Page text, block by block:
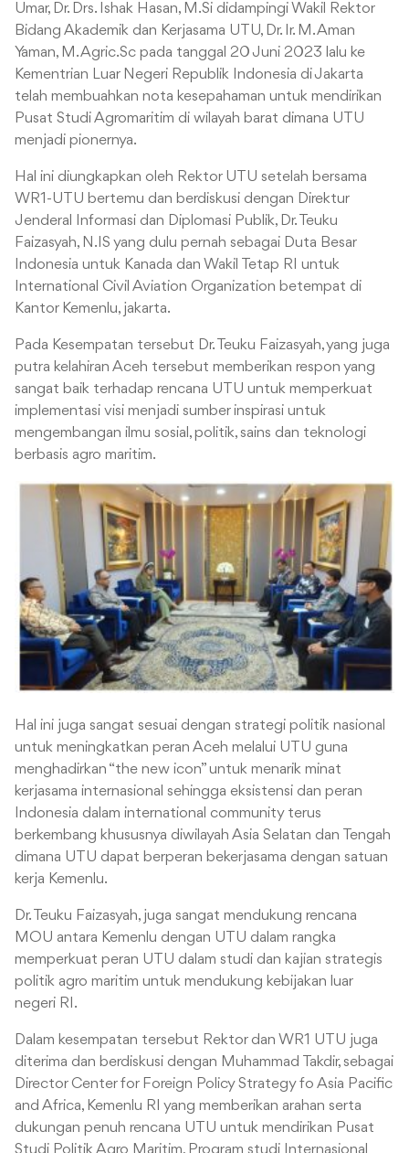
Umar, Dr. Drs. Ishak Hasan, M.Si didampingi Wakil Rektor
Bidang Akademik dan Kerjasama UTU, Dr. Ir. M. Aman
Yaman, M. Agric.Sc pada tanggal 20 Juni 2023 lalu ke
Kementrian Luar Negeri Republik Indonesia di Jakarta
telah membuahkan nota kesepahaman untuk mendirikan
Pusat Studi Agromaritim di wilayah barat dimana UTU
menjadi pionernya.
Hal ini diungkapkan oleh Rektor UTU setelah bersama
WR1-UTU bertemu dan berdiskusi dengan Direktur
Jenderal Informasi dan Diplomasi Publik, Dr. Teuku
Faizasyah, N.IS yang dulu pernah sebagai Duta Besar
Indonesia untuk Kanada dan Wakil Tetap RI untuk
International Civil Aviation Organization betempat di
Kantor Kemenlu, jakarta.
Pada Kesempatan tersebut Dr. Teuku Faizasyah, yang juga
putra kelahiran Aceh tersebut memberikan respon yang
sangat baik terhadap rencana UTU untuk memperkuat
implementasi visi menjadi sumber inspirasi untuk
mengembangan ilmu sosial, politik, sains dan teknologi
berbasis agro maritim.
Hal ini juga sangat sesuai dengan strategi politik nasional
untuk meningkatkan peran Aceh melalui UTU guna
menghadirkan “the new icon” untuk menarik minat
kerjasama internasional sehingga eksistensi dan peran
Indonesia dalam international community terus
berkembang khususnya diwilayah Asia Selatan dan Tengah
dimana UTU dapat berperan bekerjasama dengan satuan
kerja Kemenlu.
Dr. Teuku Faizasyah, juga sangat mendukung rencana
MOU antara Kemenlu dengan UTU dalam rangka
memperkuat peran UTU dalam studi dan kajian strategis
politik agro maritim untuk mendukung kebijakan luar
negeri RI.
Dalam kesempatan tersebut Rektor dan WR1 UTU juga
diterima dan berdiskusi dengan Muhammad Takdir, sebagai
Director Center for Foreign Policy Strategy fo Asia Pacific
and Africa, Kemenlu RI yang memberikan arahan serta
dukungan penuh rencana UTU untuk mendirikan Pusat
Studi Politik Agro Maritim, Program studi Internasional